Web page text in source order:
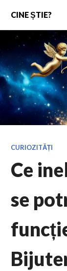
content
CINE ȘTIE?
CURIOZITĂȚI
Ce
se